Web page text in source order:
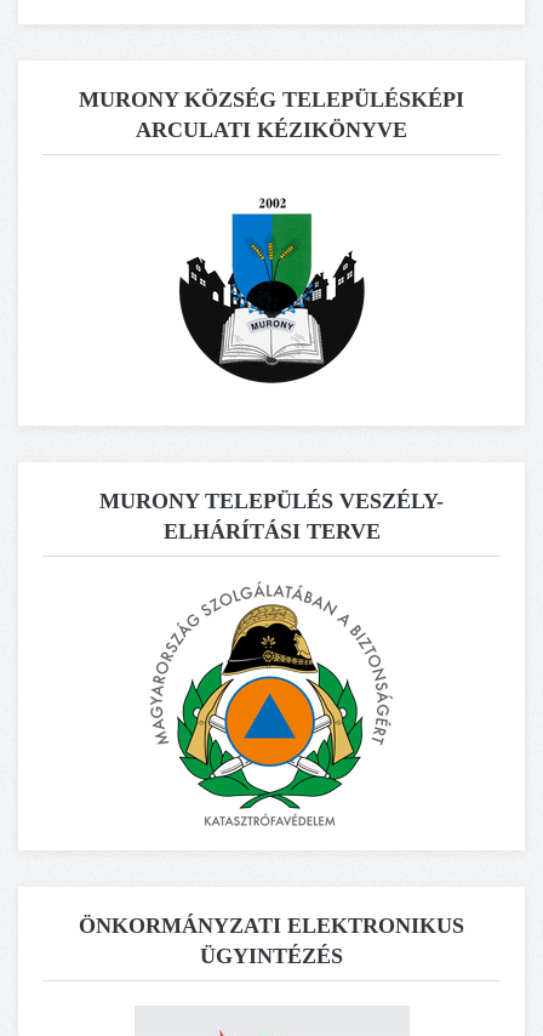
MURONY KÖZSÉG TELEPÜLÉSKÉPI
ARCULATI KÉZIKÖNYVE
MURONY TELEPÜLÉS VESZÉLY-
ELHÁRÍTÁSI TERVE
ÖNKORMÁNYZATI ELEKTRONIKUS
ÜGYINTÉZÉS